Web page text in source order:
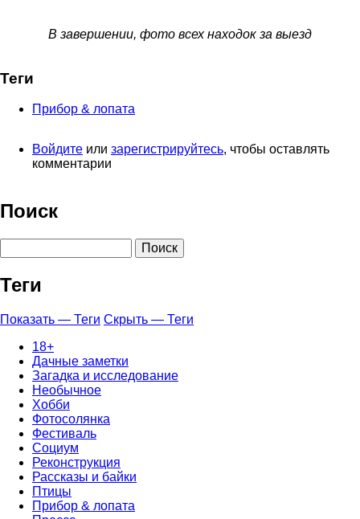
В завершении, фото всех находок за выезд
Теги
Прибор & лопата
Войдите или зарегистрируйтесь, чтобы оставлять
комментарии
Поиск
Теги
Показать — Теги Скрыть — Теги
18+
Дачные заметки
Загадка и исследование
Необычное
Хобби
Фотосолянка
Фестиваль
Социум
Реконструкция
Рассказы и байки
Птицы
Прибор & лопата